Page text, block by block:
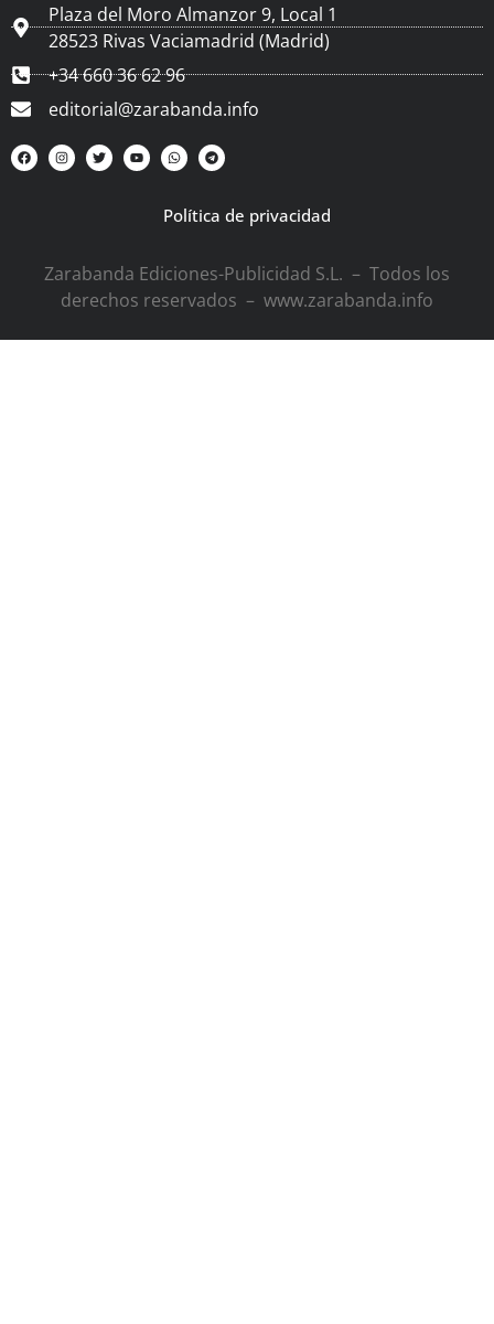
Plaza del Moro Almanzor 9, Local 1
28523 Rivas Vaciamadrid (Madrid)
+34 660 36 62 96
editorial@zarabanda.info
Política de privacidad
Zarabanda Ediciones-Publicidad S.L. – Todos los
derechos reservados – www.zarabanda.info